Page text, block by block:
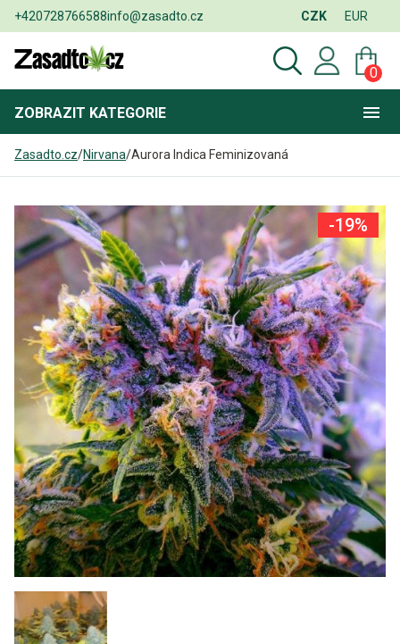
+420728766588info@zasadto.cz CZK EUR
0
ZOBRAZIT KATEGORIE
Zasadto.cz/Nirvana/Aurora Indica Feminizovaná
-19%